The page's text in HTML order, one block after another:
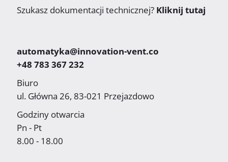
Szukasz dokumentacji technicznej? Kliknij tutaj
automatyka@innovation-vent.co
+48 783 367 232
Biuro
ul. Główna 26, 83-021 Przejazdowo
Godziny otwarcia
Pn - Pt
8.00 - 18.00